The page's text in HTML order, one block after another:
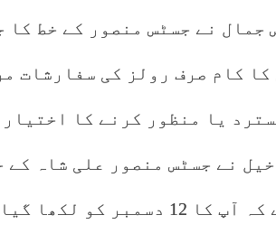
جمال نے جسٹس منصور کے خط کا
کام صرف رولز کی سفارشات
یا منظور کرنے کا
نے جسٹس منصور علی شاہ کے
دیا جس میں انہوں نے کہا ہے کہ آپ کا